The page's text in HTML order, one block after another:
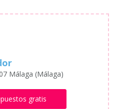
Málaga (Málaga)
gratis